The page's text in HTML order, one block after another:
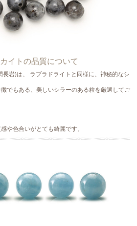
イトの品質について
長岩)は、 ラブラドライトと同様に、神秘的なシ
でもある、美しいシラーのある粒を厳選してご
や色合いがとても綺麗です。